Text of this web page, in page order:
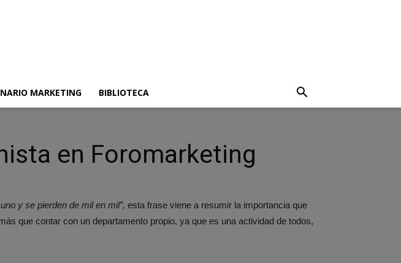
MARKETING BIBLIOTECA
en Foromarketing
y se pierden de mil en mil”, esta frase viene a resumir la importancia que
que contar con un departamento propio, ya que es una actividad de todos,